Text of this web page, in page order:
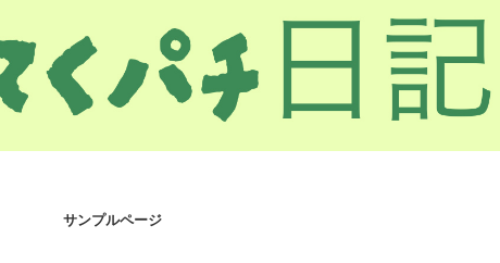
サンプルページ